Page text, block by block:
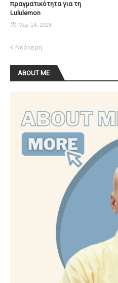
πραγματικότητα για τη
Lululemon
May 14, 2026
Νεότερη
ABOUT ME